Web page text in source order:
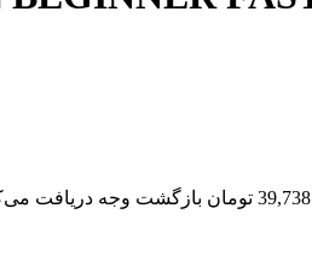
39,738 تومان بازگشت وجه دریافت